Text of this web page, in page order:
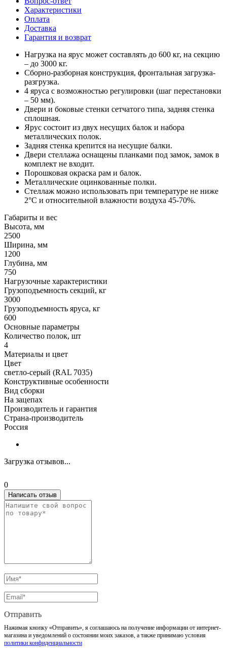
Характеристики
Оплата
Доставка
Гарантия и возврат
Нагрузка на ярус может составлять до 600 кг, на секцию
– до 3000 кг.
Сборно-разборная конструкция, фронтальная загрузка-
разгрузка.
4 яруса с возможностью регулировки (шаг перестановки
– 50 мм).
Двери и боковые стенки сетчатого типа, задняя стенка
сплошная.
Ярус состоит из двух несущих балок и набора
металлических полок.
Задняя стенка крепится на несущие балки.
Двери стеллажа оснащены планками под замок, замок в
комплект не входит.
Порошковая окраска рам и балок.
Металлические оцинкованные полки.
Стеллаж можно использовать при температуре не ниже
2°С и относительной влажности воздуха 45-70%.
Габариты и вес
Высота, мм
2500
Ширина, мм
1200
Глубина, мм
750
Нагрузочные характеристики
Грузоподъемность секций, кг
3000
Грузоподъемность яруса, кг
600
Основные параметры
Количество полок, шт
4
Материалы и цвет
Цвет
светло-серый (RAL 7035)
Конструктивные особенности
Вид сборки
На зацепах
Производитель и гарантия
Страна-производитель
Россия
Загрузка отзывов...
0
Написать отзыв
Отправить
Нажимая кнопку «Отправить», я соглашаюсь на получение информации от интернет-
магазина и уведомлений о состоянии моих заказов, а также принимаю условия
политики конфиденциальности